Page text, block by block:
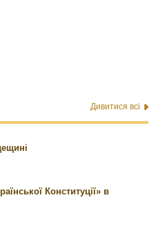
Дивитися всі
Конституції» в